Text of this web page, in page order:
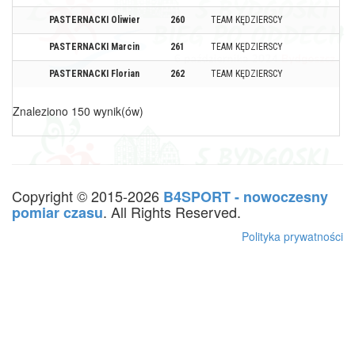
PASTERNACKI Oliwier 260 TEAM KĘDZIERSCY
PASTERNACKI Marcin 261 TEAM KĘDZIERSCY
PASTERNACKI Florian 262 TEAM KĘDZIERSCY
Znaleziono 150 wynik(ów)
Copyright © 2015-2026 B4SPORT - nowoczesny
pomiar czasu. All Rights Reserved.
Polityka prywatności